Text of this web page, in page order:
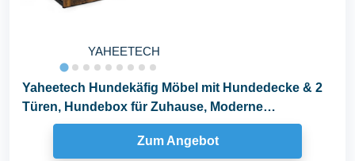
YAHEETECH
Yaheetech Hundekäfig Möbel mit Hundedecke & 2
Türen, Hundebox für Zuhause, Moderne
Hundehütte...
Zum Angebot